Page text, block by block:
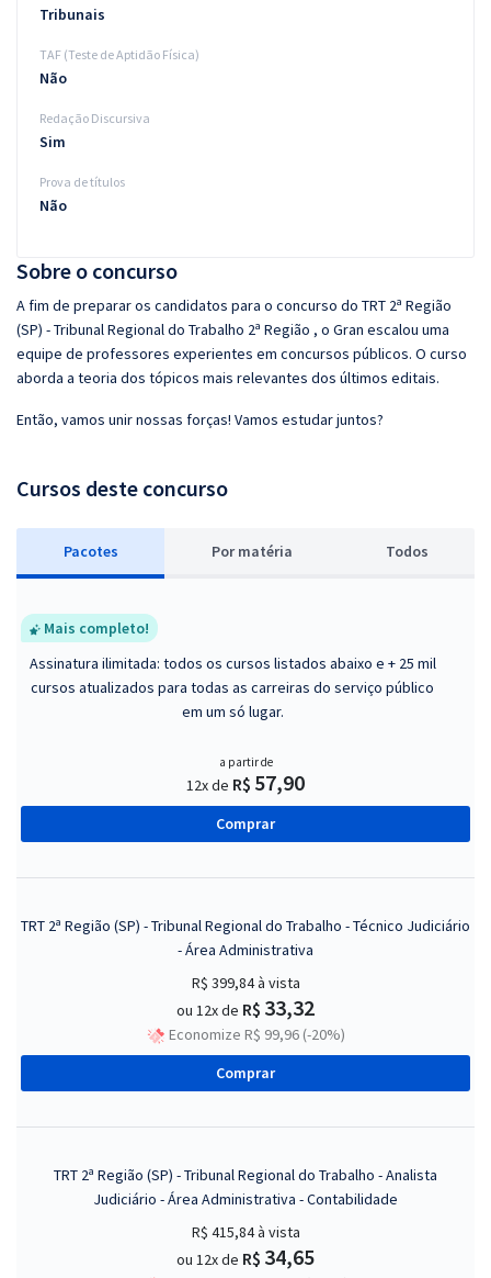
Sobre o concurso
A fim de preparar os candidatos para o concurso do TRT 2ª Região
(SP) - Tribunal Regional do Trabalho 2ª Região , o Gran escalou uma
equipe de professores experientes em concursos públicos. O curso
aborda a teoria dos tópicos mais relevantes dos últimos editais.
Então, vamos unir nossas forças! Vamos estudar juntos?
Cursos deste concurso
Pacotes Por matéria Todos
Mais completo!
Assinatura ilimitada: todos os cursos listados abaixo e + 25 mil
cursos atualizados para todas as carreiras do serviço público
em um só lugar.
a partir de
12x de R$ 57,90
Comprar
TRT 2ª Região (SP) - Tribunal Regional do Trabalho - Técnico Judiciário
- Área Administrativa
R$ 399,84à vista
ou 12x de R$ 33,32
Economize R$ 99,96 (-20%)
Comprar
TRT 2ª Região (SP) - Tribunal Regional do Trabalho - Analista
Judiciário - Área Administrativa - Contabilidade
R$ 415,84à vista
ou 12x de R$ 34,65
Tribunais
TAF (Teste de Aptidão Física)
Não
Redação Discursiva
Sim
Prova de títulos
Não